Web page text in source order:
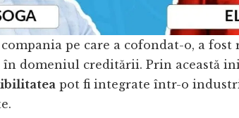
compania pe care a cofondat-o, a fost
în domeniul creditării. Prin această
pot fi integrate într-o